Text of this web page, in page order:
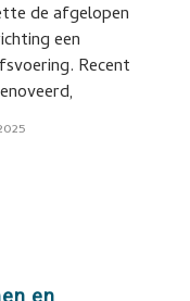
de afgelopen
een
Recent
en